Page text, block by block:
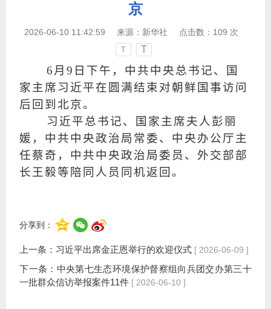
京
2026-06-10 11:42:59 来源： 新华社 点击数： 109 次
T T
6月9日下午，中共中央总书记、国
家主席习近平在圆满结束对朝鲜国事访问
后回到北京。
习近平总书记、国家主席夫人彭丽
媛，中共中央政治局常委、中央办公厅主
任蔡奇，中共中央政治局委员、外交部部
长王毅等陪同人员同机返回。
分享到：
上一条： 习近平出席金正恩举行的欢迎仪式 [ 2026-06-09 ]
下一条： 中央第七生态环境保护督察组向兵团交办第三十
一批群众信访举报案件11件 [ 2026-06-10 ]